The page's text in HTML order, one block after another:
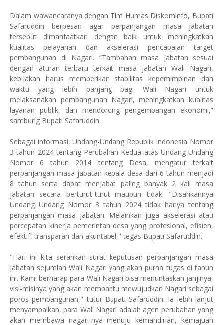
Dalam wawancaranya dengan Tim Humas Diskominfo, Bupati
Safaruddin berpesan agar perpanjangan masa jabatan
tersebut dimanfaatkan dengan baik untuk meningkatkan
kualitas pelayanan dan akselerasi pencapaian target
pembangunan di Nagari. “Tambahan masa jabatan sesuai
dengan aturan terbaru terkait masa jabatan Wali Nagari,
kebijakan harus memberikan stabilitas kepemimpinan dan
waktu yang lebih panjang bagi Wali Nagari untuk
melaksanakan pembangunan Nagari, meningkatkan kualitas
layanan publik, dan mendorong pengembangan ekonomi,”
sambung Bupati Safaruddin.
Sebagai informasi, Undang-Undang Republik Indonesia Nomor
3 tahun 2024 tentang Perubahan Kedua atas Undang-Undang
Nomor 6 tahun 2014 tentang Desa, mengatur terkait
perpanjangan masa jabatan kepala desa dari 6 tahun menjadi
8 tahun serta dapat menjabat paling banyak 2 kali masa
jabatan secara berturut-turut maupun tidak. "Disahkannya
Undang Undang Nomor 3 tahun 2024 tidak hanya tentang
perpanjangan masa jabatan. Melainkan juga akselerasi atau
percepatan kinerja pemerintah desa yang profesional, efisien,
efektif, transparan dan akuntabel," tegas Bupati Safaruddin.
"Hari ini kita serahkan surat keputusan perpanjangan masa
jabatan sejumlah Wali Nagari yang akan purna tugas di tahun
ini. Kami berharap para Wali Nagari bisa menuntaskan janjinya,
visi-misinya yang akan membantu mewujudkan Nagari sebagai
poros pembangunan," tutur Bupati Safaruddin. Ia lebih lanjut
menyampaikan, para Wali Nagari adalah agen perubahan yang
akan membawa nagari-nya menuju kemandirian, kemajuan